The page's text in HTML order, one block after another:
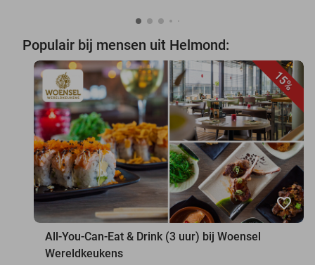
Populair bij mensen uit Helmond:
15%
favorite_border
All-You-Can-Eat & Drink (3 uur) bij Woensel
Wereldkeukens